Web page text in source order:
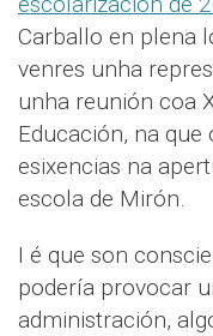
Carballo en plena
venres unha
unha reunión coa
Educación, na
esixencias na
escola de Mirón.
I é que son
podería provocar
administración,